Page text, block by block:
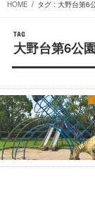
HOME タグ : 大野台第6
TAG
大野台第6公